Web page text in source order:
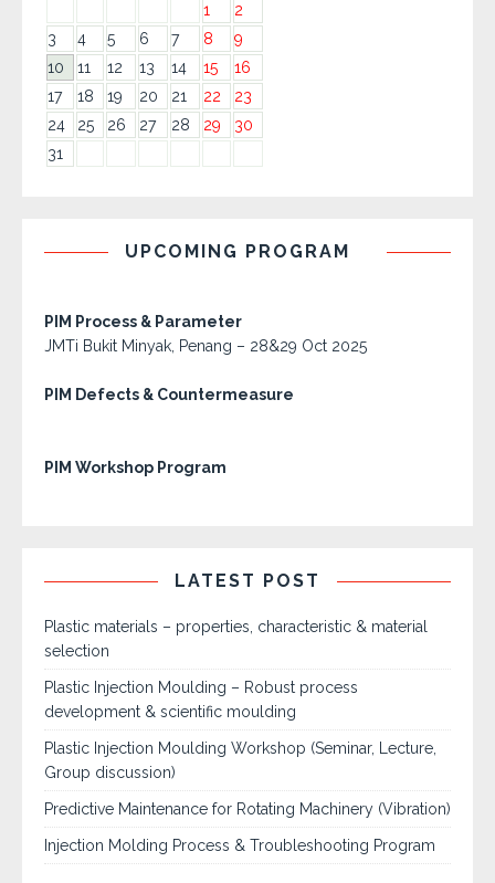
1
2
3
4 5 6 7 8
9
10
11 12 13 14 15
16
17
18 19 20 21 22
23
24
25 26 27 28 29
30
31
UPCOMING PROGRAM
PIM Process & Parameter
JMTi Bukit Minyak, Penang – 28&29 Oct 2025
PIM Defects & Countermeasure
PIM Workshop Program
LATEST POST
Plastic materials – properties, characteristic & material
selection
Plastic Injection Moulding – Robust process
development & scientific moulding
Plastic Injection Moulding Workshop (Seminar, Lecture,
Group discussion)
Predictive Maintenance for Rotating Machinery (Vibration)
Injection Molding Process & Troubleshooting Program